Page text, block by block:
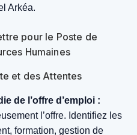
Arkéa.
pour le Poste de
Humaines
et des Attentes
de l’offre d’emploi :
l’offre. Identifiez les
formation, gestion de